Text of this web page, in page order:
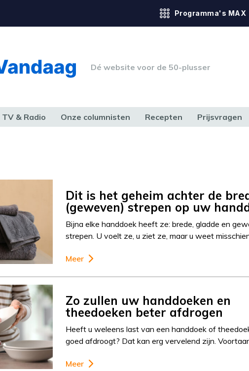
Programma's MAX
Dé website voor de 50-plusser
TV & Radio Onze columnisten Recepten Prijsvragen
Dit is het geheim achter de
(geweven) strepen op uw
Bijna elke handdoek heeft ze: brede, gladde en
strepen. U voelt ze, u ziet ze, maar u weet
Meer
Zo zullen uw handdoeken en
theedoeken beter afdrogen
Heeft u weleens last van een handdoek of
goed afdroogt? Dat kan erg vervelend zijn.
Meer